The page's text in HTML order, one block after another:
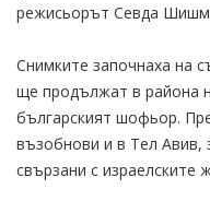
режисьорът Севда
Снимките започнаха на
ще продължат в района
българският шофьор.
възобнови и в Тел Авив,
свързани с израелските